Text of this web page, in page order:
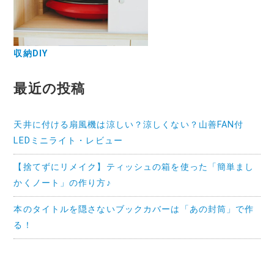
収納DIY
最近の投稿
天井に付ける扇風機は涼しい？涼しくない？山善FAN付
LEDミニライト・レビュー
【捨てずにリメイク】ティッシュの箱を使った「簡単まし
かくノート」の作り方♪
本のタイトルを隠さないブックカバーは「あの封筒」で作
る！